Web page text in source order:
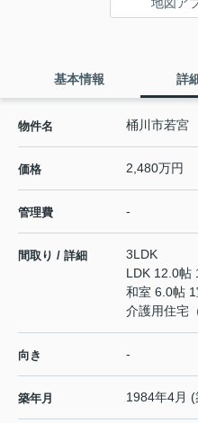
基本情報 詳
物件名 桶川市若宮
価格 2,480万円
管理費 -
間取り / 詳細
3LDK
LDK 12.0帖
和室 6.0帖 1
介護用住宅
向き -
築年月 1984年4月